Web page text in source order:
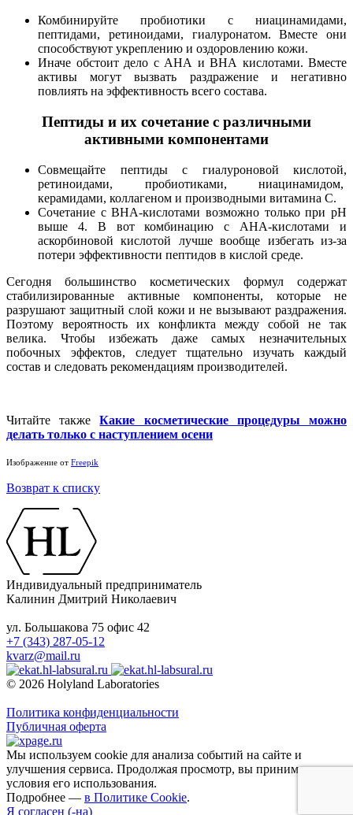
Комбинируйте пробиотики с ниацинамидами,
пептидами, ретиноидами, гиалуронатом. Вместе они
способствуют укреплению и оздоровлению кожи.
Иначе обстоит дело с АНА и ВНА кислотами. Вместе
активы могут вызвать раздражение и негативно
повлиять на эффективность всего состава.
Пептиды и их сочетание с различными
активными компонентами
Совмещайте пептиды с гиалуроновой кислотой,
ретиноидами, пробиотиками, ниацинамидом,
керамидами, коллагеном и производными витамина С.
Сочетание с ВНА-кислотами возможно только при pH
выше 4. В вот комбинацию с АНА-кислотами и
аскорбиновой кислотой лучше вообще избегать из-за
потери эффективности пептидов в кислой среде.
Сегодня большинство косметических формул содержат
стабилизированные активные компоненты, которые не
разрушают защитный слой кожи и не вызывают раздражения.
Поэтому вероятность их конфликта между собой не так
велика. Чтобы избежать даже самых незначительных
побочных эффектов, следует тщательно изучать каждый
состав и следовать рекомендациям производителей.
Читайте такжеКакие косметические процедуры можно
делать только с наступлением осени
Изображение от Freepik
Возврат к списку
Индивидуальный предприниматель
Калинин Дмитрий Николаевич
ул. Большакова 75 офис 42
+7 (343) 287-05-12
kvarz@mail.ru
© 2026 Holyland Laboratories
Политика конфиденциальности
Публичная оферта
Мы используем cookie для анализа событий на сайте и
улучшения сервиса. Продолжая просмотр, вы принимаете
условия его использования.
Подробнее — в Политике Cookie.
Я согласен (-на)